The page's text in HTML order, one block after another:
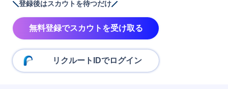
登録後はスカウトを待つだけ
無料登録でスカウトを受け取る
リクルートIDでログイン